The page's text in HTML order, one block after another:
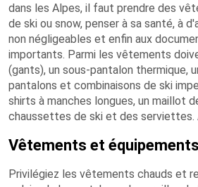
dans les Alpes, il faut prendre des
de ski ou snow, penser à sa santé, à
non négligeables et enfin aux
importants. Parmi les vêtements
(gants), un sous-pantalon thermique,
pantalons et combinaisons de ski
shirts à manches longues, un maillot
chaussettes de ski et des serviettes.
Vêtements et équipements
Privilégiez les vêtements chauds et